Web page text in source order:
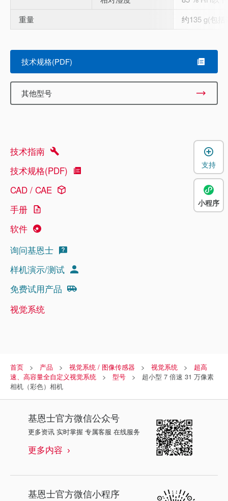
重量
约135 g(包
技术规格(PDF)
其他型号
技术指南
技术规格(PDF)
CAD / CAE
手册
软件
询问基恩士
样机演示/测试
免费试用产品
视觉系统
首页 产品 视觉系统 / 图像传感器 视觉系统
超高
速、高容量全自定义视觉系统
型号
超小型 7 倍速 31 万像素
相机（彩色）相机
基恩士官方微信公众号
更多资讯 实时掌握 专属客服 在线服务
更多内容
基恩士官方微信小程序
支持
小程序